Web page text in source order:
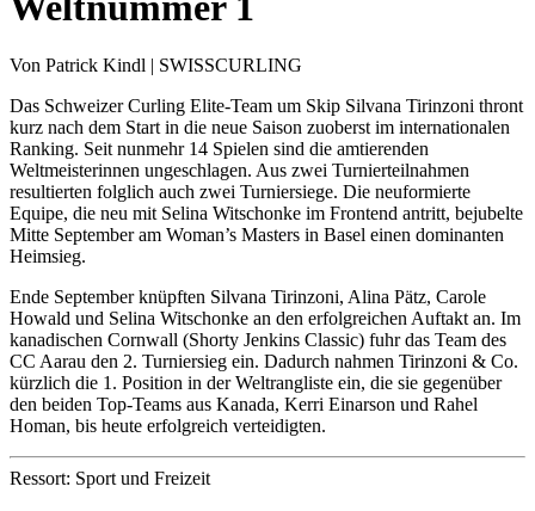
Von Patrick Kindl | SWISSCURLING
Das Schweizer Curling Elite-Team um Skip Silvana Tirinzoni thront
kurz nach dem Start in die neue Saison zuoberst im internationalen
Ranking. Seit nunmehr 14 Spielen sind die amtierenden
Weltmeisterinnen ungeschlagen. Aus zwei Turnierteilnahmen
resultierten folglich auch zwei Turniersiege. Die neuformierte
Equipe, die neu mit Selina Witschonke im Frontend antritt, bejubelte
Mitte September am Woman’s Masters in Basel einen dominanten
Heimsieg.
Ende September knüpften Silvana Tirinzoni, Alina Pätz, Carole
Howald und Selina Witschonke an den erfolgreichen Auftakt an. Im
kanadischen Cornwall (Shorty Jenkins Classic) fuhr das Team des
CC Aarau den 2. Turniersieg ein. Dadurch nahmen Tirinzoni & Co.
kürzlich die 1. Position in der Weltrangliste ein, die sie gegenüber
den beiden Top-Teams aus Kanada, Kerri Einarson und Rahel
Homan, bis heute erfolgreich verteidigten.
Ressort: Sport und Freizeit